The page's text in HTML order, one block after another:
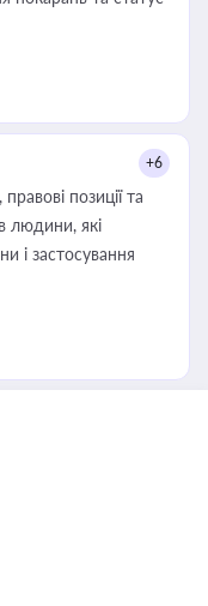
+6
позиції та
людини, які
і застосування